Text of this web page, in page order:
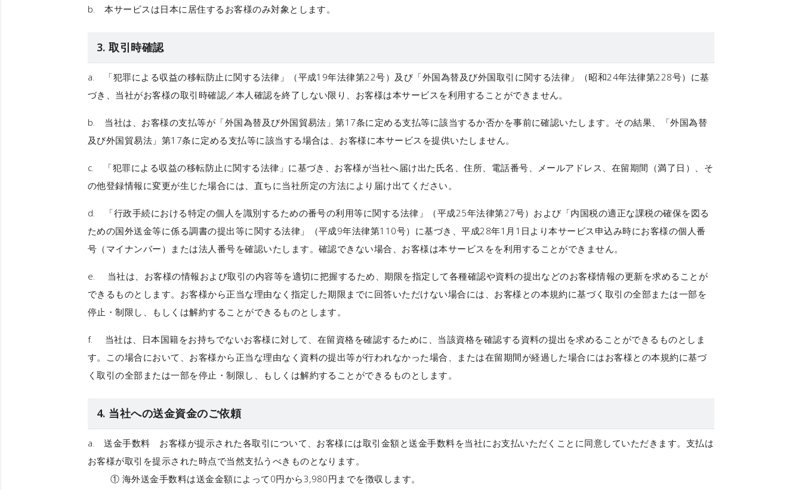
b.本サービスは日本に居住するお客様のみ対象とします。
3. 取引時確認
a. 「犯罪による収益の移転防止に関する法律」（平成19年法律第22号）及び「外国為替及び外国取引に関する法律」（昭和24年法律第228号）に基
づき、当社がお客様の取引時確認／本人確認を終了しない限り、お客様は本サービスを利用することができません。
b. 当社は、お客様の支払等が「外国為替及び外国貿易法」第17条に定める支払等に該当するか否かを事前に確認いたします。その結果、「外国為替
及び外国貿易法」第17条に定める支払等に該当する場合は、お客様に本サービスを提供いたしません。
c. 「犯罪による収益の移転防止に関する法律」に基づき、お客様が当社へ届け出た氏名、住所、電話番号、メールアドレス、在留期間（満了日）、そ
の他登録情報に変更が生じた場合には、直ちに当社所定の方法により届け出てください。
d. 「行政手続における特定の個人を識別するための番号の利用等に関する法律」（平成25年法律第27号）および「内国税の適正な課税の確保を図る
ための国外送金等に係る調書の提出等に関する法律」（平成9年法律第110号）に基づき、平成28年1月1日より本サービス申込み時にお客様の個人番
号（マイナンバー）または法人番号を確認いたします。確認できない場合、お客様は本サービスをを利用することができません。
e. 当社は、お客様の情報および取引の内容等を適切に把握するため、期限を指定して各種確認や資料の提出などのお客様情報の更新を求めることが
できるものとします。お客様から正当な理由なく指定した期限までに回答いただけない場合には、お客様との本規約に基づく取引の全部または一部を
停止・制限し、もしくは解約することができるものとします。
f. 当社は、日本国籍をお持ちでないお客様に対して、在留資格を確認するために、当該資格を確認する資料の提出を求めることができるものとしま
す。この場合において、お客様から正当な理由なく資料の提出等が行われなかった場合、または在留期間が経過した場合にはお客様との本規約に基づ
く取引の全部または一部を停止・制限し、もしくは解約することができるものとします。
4. 当社への送金資金のご依頼
a.送金手数料 お客様が提示された各取引について、お客様には取引金額と送金手数料を当社にお支払いただくことに同意していただきます。支払は
お客様が取引を提示された時点で当然支払うべきものとなります。
① 海外送金手数料は送金金額によって0円から3,980円までを徴収します。